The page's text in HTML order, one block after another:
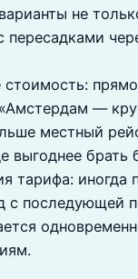
не
пересадками
стоимость:
—
местный
выгоднее брать
тарифа: иногда
с последующей